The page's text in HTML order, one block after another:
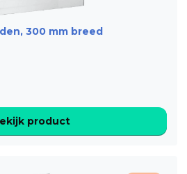
300 mm breed
product